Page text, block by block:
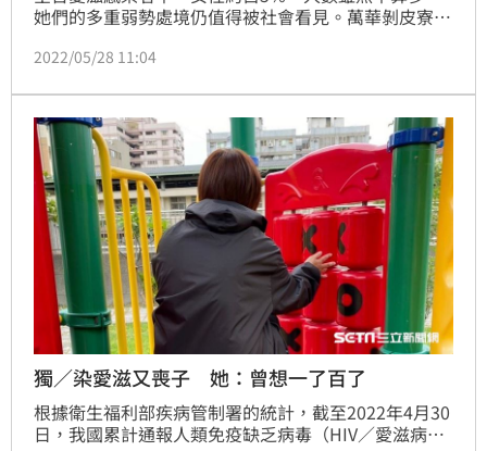
她們的多重弱勢處境仍值得被社會看見。萬華剝皮寮歷
飛」，感染者小愛（化名）透露自己22年前懷孕時確診
工具間」。（記者：陳弋）
2022/05/28 11:04
獨／染愛滋又喪子 她：曾想一了百了
根據衛生福利部疾病管制署的統計，截至2022年4月30
日，我國累計通報人類免疫缺乏病毒（HIV／愛滋病